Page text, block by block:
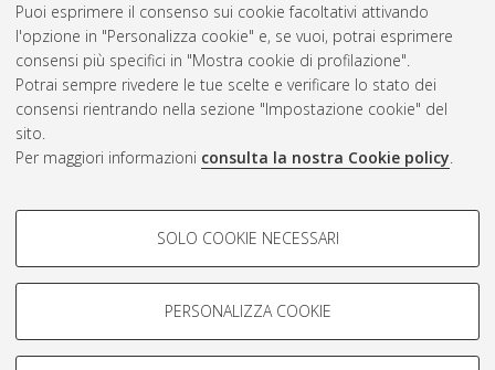
Puoi esprimere il consenso sui cookie facoltativi attivando
l'opzione in "Personalizza cookie" e, se vuoi, potrai esprimere
consensi più specifici in "Mostra cookie di profilazione".
Potrai sempre rivedere le tue scelte e verificare lo stato dei
consensi rientrando nella sezione "Impostazione cookie" del
sito.
Per maggiori informazioni consulta la nostra Cookie policy.
COOKIE DI PROFILAZIONE -
Si tratta di cookie utilizzati per analizzare le caratteristiche della
navigazione degli utenti, creare profili in base al loro comportamento
Mostra cookie di profilazione
SOLO COOKIE NECESSARI
PERSONALIZZA COOKIE
Atom
Rss
2.0
AMS Acta
ISSN: 2038-7954
re3data.org -
doi.org/10.17616/R3P19R
Servizio implementato e
Impostazioni Cookie
repository